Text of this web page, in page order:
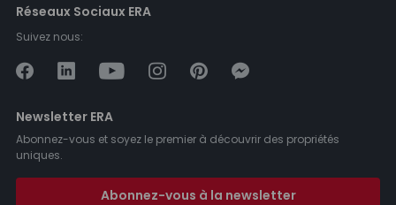
Réseaux Sociaux ERA
Suivez nous:
Newsletter ERA
Abonnez-vous et soyez le premier à découvrir des propriétés
uniques.
Abonnez-vous à la newsletter